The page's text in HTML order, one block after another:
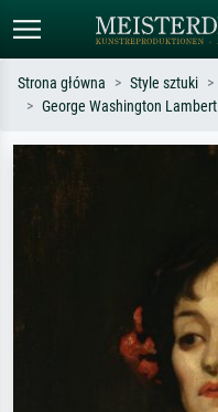
Strona główna Style sztuki
George Washington Lambert